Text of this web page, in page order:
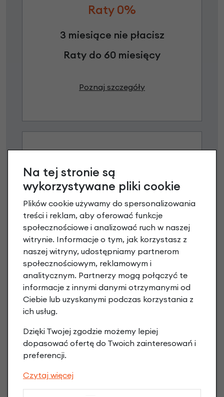
Raty 0%
3 miesiące nie płacisz
Raty do 60 miesięcy
Poznaj szczegóły
Raty 0%
3 miesiące nie płacisz
Raty do 60 miesięcy
Poznaj szczegóły
Niniejsza propozycja nie stanowi oferty w rozumieniu art.
66 Kodeksu Cywilnego. Ostateczna decyzja o warunkach
zdolności kredytowej.
Na tej stronie są
wykorzystywane pliki cookie
Plików cookie używamy do spersonalizowania
treści i reklam, aby oferować funkcje
społecznościowe i analizować ruch w naszej
witrynie. Informacje o tym, jak korzystasz z
naszej witryny, udostępniamy partnerom
społecznościowym, reklamowym i
analitycznym. Partnerzy mogą połączyć te
informacje z innymi danymi otrzymanymi od
Ciebie lub uzyskanymi podczas korzystania z
ich usług.
Dzięki Twojej zgodzie możemy lepiej
dopasować ofertę do Twoich zainteresowań i
preferencji.
Czytaj więcej